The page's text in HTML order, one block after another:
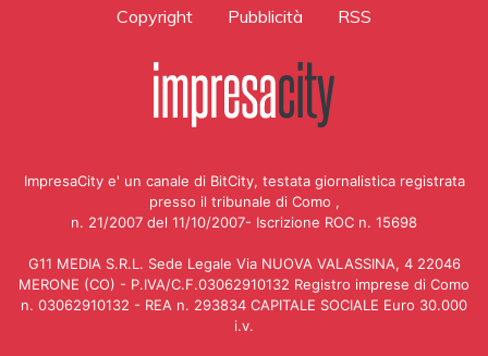
Copyright Pubblicità RSS
ImpresaCity e' un canale di BitCity, testata giornalistica registrata
presso il tribunale di Como ,
n. 21/2007 del 11/10/2007- Iscrizione ROC n. 15698
G11 MEDIA S.R.L. Sede Legale Via NUOVA VALASSINA, 4 22046
MERONE (CO) - P.IVA/C.F.03062910132 Registro imprese di Como
n. 03062910132 - REA n. 293834 CAPITALE SOCIALE Euro 30.000
i.v.